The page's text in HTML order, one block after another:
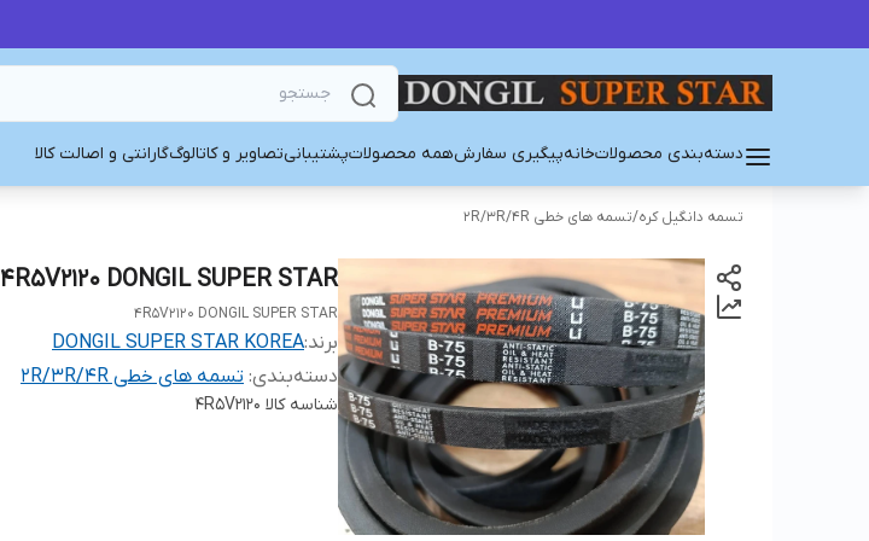
دسته‌بندی محصولاتخانهپیگیری سفارشهمه محصولاتپشتیبانیتصاویر و کاتالوگگارانتی و اصالت کالا
تسمه دانگیل کره/تسمه های خطی 2R/3R/4R
4R5V2120 DONGIL SUPER STAR
4R5V2120 DONGIL SUPER STAR
برند:DONGIL SUPER STAR KOREA
دسته‌بندی: تسمه های خطی 2R/3R/4R
شناسه کالا 4R5V2120